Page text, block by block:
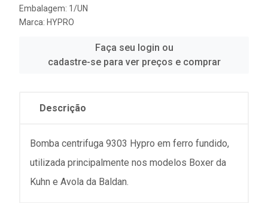
Embalagem: 1/UN
Marca: HYPRO
Faça seu login ou
cadastre-se para ver preços e comprar
Descrição
Bomba centrifuga 9303 Hypro em ferro fundido,
utilizada principalmente nos modelos Boxer da
Kuhn e Avola da Baldan.